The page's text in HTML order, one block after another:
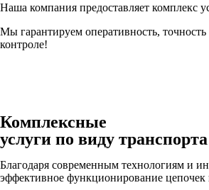
Наша компания предоставляет комплекс
Мы гарантируем оперативность,
контроле!
Комплексные
услуги по виду транспорта
Благодаря современным технологиям и
эффективное функционирование цепочек